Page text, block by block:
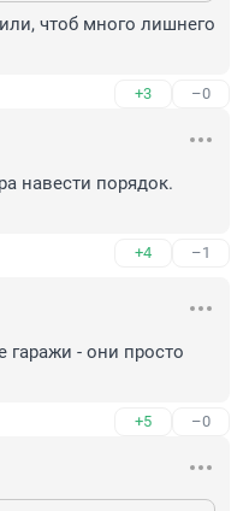
чтоб много лишнего
+3 –0
навести порядок.
+4 –1
гаражи - они просто
+5 –0